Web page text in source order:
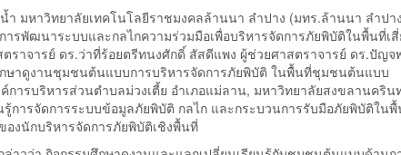
มหาวิทยาลัยเทคโนโลยีราชมงคลล้านนา ลำปาง (มทร.ล้านนา ลำปา
รพัฒนาระบบและกลไกความร่วมมือเพื่อบริหารจัดการภัยพิบัติในพื้นที่เสี่
ราจารย์ ดร.ว่าที่ร้อยตรีทนงศักดิ์ สัสดีแพง ผู้ช่วยศาสตราจารย์ ดร.ปัญจ
ษาดูงานชุมชนต้นแบบการบริหารจัดการภัยพิบัติ ในพื้นที่ชุมชนต้นแบบ
ารบริหารส่วนตำบลม่วงเตี้ย อำเภอแม่ลาน, มหาวิทยาลัยสงขลานคริน
รู้การจัดการระบบข้อมูลภัยพิบัติ กลไก และกระบวนการรับมือภัยพิบัติใน
องนักบริหารจัดการภัยพิบัติเชิงพื้นที่